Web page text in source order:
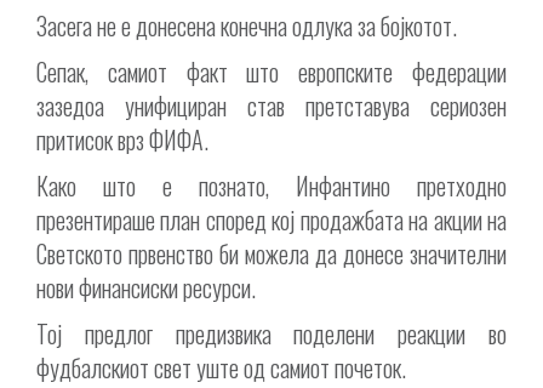
Засега не е донесена конечна одлука за бојкотот.
Сепак, самиот факт што европските федерации
зазедоа унифициран став претставува сериозен
притисок врз ФИФА.
Како што е познато, Инфантино претходно
презентираше план според кој продажбата на акции на
Светското првенство би можела да донесе значителни
нови финансиски ресурси.
Тој предлог предизвика поделени реакции во
фудбалскиот свет уште од самиот почеток.